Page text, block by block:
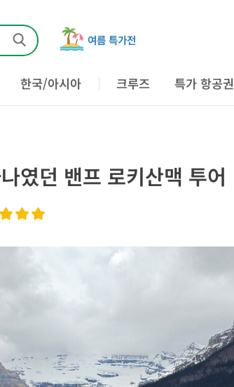
여름 특가전
한국/아시아 크루즈 특가 항공권
였던 밴프 로키산맥 투어